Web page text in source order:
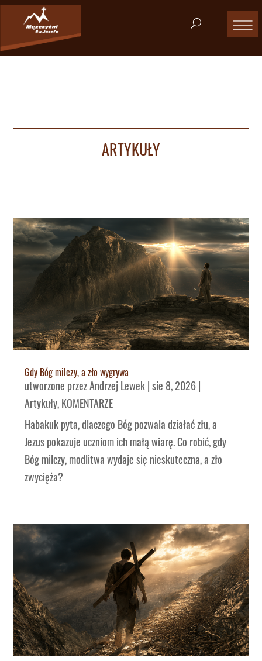
ARTYKUŁY
Gdy Bóg milczy, a zło wygrywa
utworzone przezAndrzej Lewek|sie 8, 2026|
Artykuły,KOMENTARZE
Habakuk pyta, dlaczego Bóg pozwala działać złu, a
Jezus pokazuje uczniom ich małą wiarę. Co robić, gdy
Bóg milczy, modlitwa wydaje się nieskuteczna, a zło
zwycięża?